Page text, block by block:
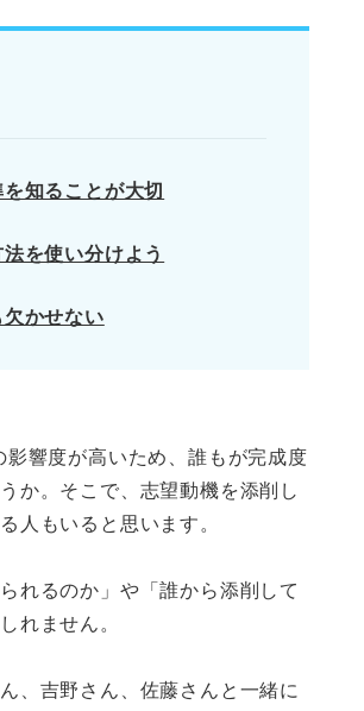
が重要。
最終確認する。
で添削を受けることが大
知ることが大切
を使い分けよう
かせない
響度が高いため、誰もが完成度
か。そこで、志望動機を添削し
人もいると思います。
れるのか」や「誰から添削して
れません。
、吉野さん、佐藤さんと一緒に